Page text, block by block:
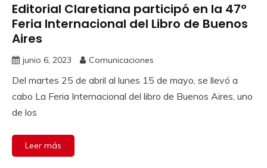
Editorial Claretiana participó en la 47°
Feria Internacional del Libro de Buenos
Aires
junio 6, 2023 Comunicaciones
Del martes 25 de abril al lunes 15 de mayo, se llevó a
cabo La Feria Internacional del libro de Buenos Aires, uno
de los
Leer más